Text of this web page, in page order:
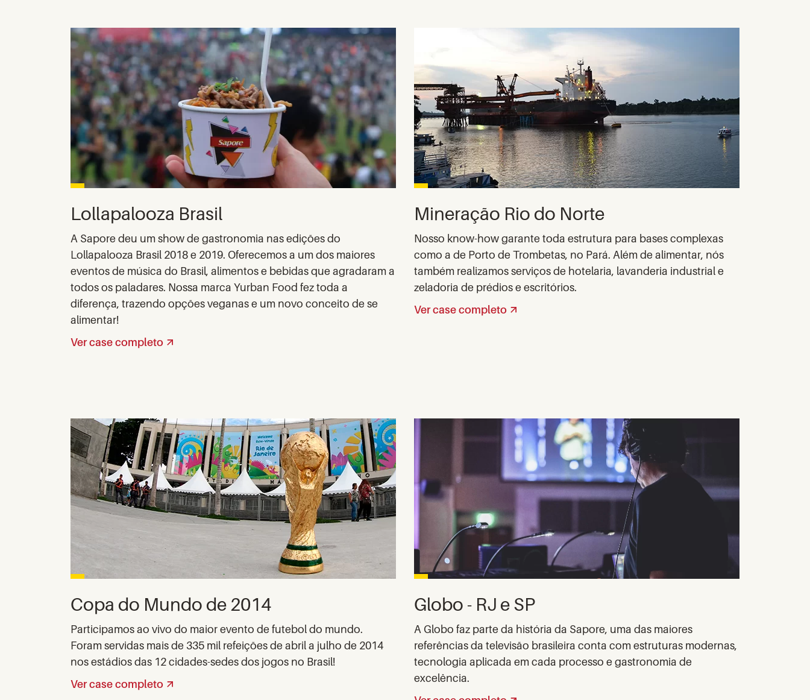
Lollapalooza Brasil
A Sapore deu um show de gastronomia nas edições do
Lollapalooza Brasil 2018 e 2019. Oferecemos a um dos maiores
eventos de música do Brasil, alimentos e bebidas que agradaram a
todos os paladares. Nossa marca Yurban Food fez toda a
diferença, trazendo opções veganas e um novo conceito de se
alimentar!
Ver case completo
Mineração Rio do Norte
Nosso know-how garante toda estrutura para bases complexas
como a de Porto de Trombetas, no Pará. Além de alimentar, nós
também realizamos serviços de hotelaria, lavanderia industrial e
zeladoria de prédios e escritórios.
Ver case completo
Copa do Mundo de 2014
Participamos ao vivo do maior evento de futebol do mundo.
Foram servidas mais de 335 mil refeições de abril a julho de 2014
nos estádios das 12 cidades-sedes dos jogos no Brasil!
Ver case completo
Globo - RJ e SP
A Globo faz parte da história da Sapore, uma das maiores
referências da televisão brasileira conta com estruturas modernas,
tecnologia aplicada em cada processo e gastronomia de
excelência.